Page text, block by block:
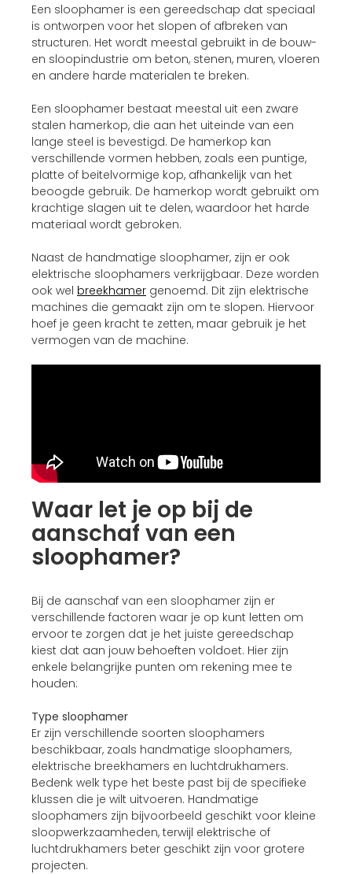
Een sloophamer is een gereedschap dat speciaal
is ontworpen voor het slopen of afbreken van
structuren. Het wordt meestal gebruikt in de bouw-
en sloopindustrie om beton, stenen, muren, vloeren
en andere harde materialen te breken.
Een sloophamer bestaat meestal uit een zware
stalen hamerkop, die aan het uiteinde van een
lange steel is bevestigd. De hamerkop kan
verschillende vormen hebben, zoals een puntige,
platte of beitelvormige kop, afhankelijk van het
beoogde gebruik. De hamerkop wordt gebruikt om
krachtige slagen uit te delen, waardoor het harde
materiaal wordt gebroken.
Naast de handmatige sloophamer, zijn er ook
elektrische sloophamers verkrijgbaar. Deze worden
ook wel breekhamer genoemd. Dit zijn elektrische
machines die gemaakt zijn om te slopen. Hiervoor
hoef je geen kracht te zetten, maar gebruik je het
vermogen van de machine.
Waar let je op bij de
aanschaf van een
sloophamer?
Bij de aanschaf van een sloophamer zijn er
verschillende factoren waar je op kunt letten om
ervoor te zorgen dat je het juiste gereedschap
kiest dat aan jouw behoeften voldoet. Hier zijn
enkele belangrijke punten om rekening mee te
houden:
Type sloophamer
Er zijn verschillende soorten sloophamers
beschikbaar, zoals handmatige sloophamers,
elektrische breekhamers en luchtdrukhamers.
Bedenk welk type het beste past bij de specifieke
klussen die je wilt uitvoeren. Handmatige
sloophamers zijn bijvoorbeeld geschikt voor kleine
sloopwerkzaamheden, terwijl elektrische of
luchtdrukhamers beter geschikt zijn voor grotere
projecten.